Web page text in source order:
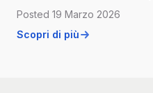
Posted 19 Marzo 2026
Scopri di più